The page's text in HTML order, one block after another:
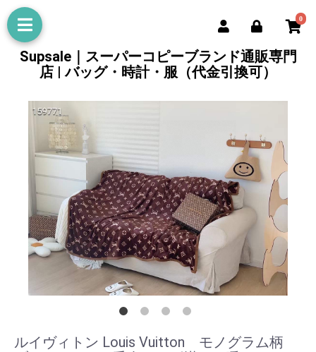
0
Supsale｜スーパーコピーブランド通販専門
店 | バッグ・時計・服（代金引換可）
ルイヴィトン Louis Vuitton モノグラム柄